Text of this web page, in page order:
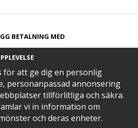
BETALNING MED​
LEVERANS MED
för att ge dig en personlig
personanpassad annonsering
tillförlitliga och säkra.
vi in information om
och deras enheter.